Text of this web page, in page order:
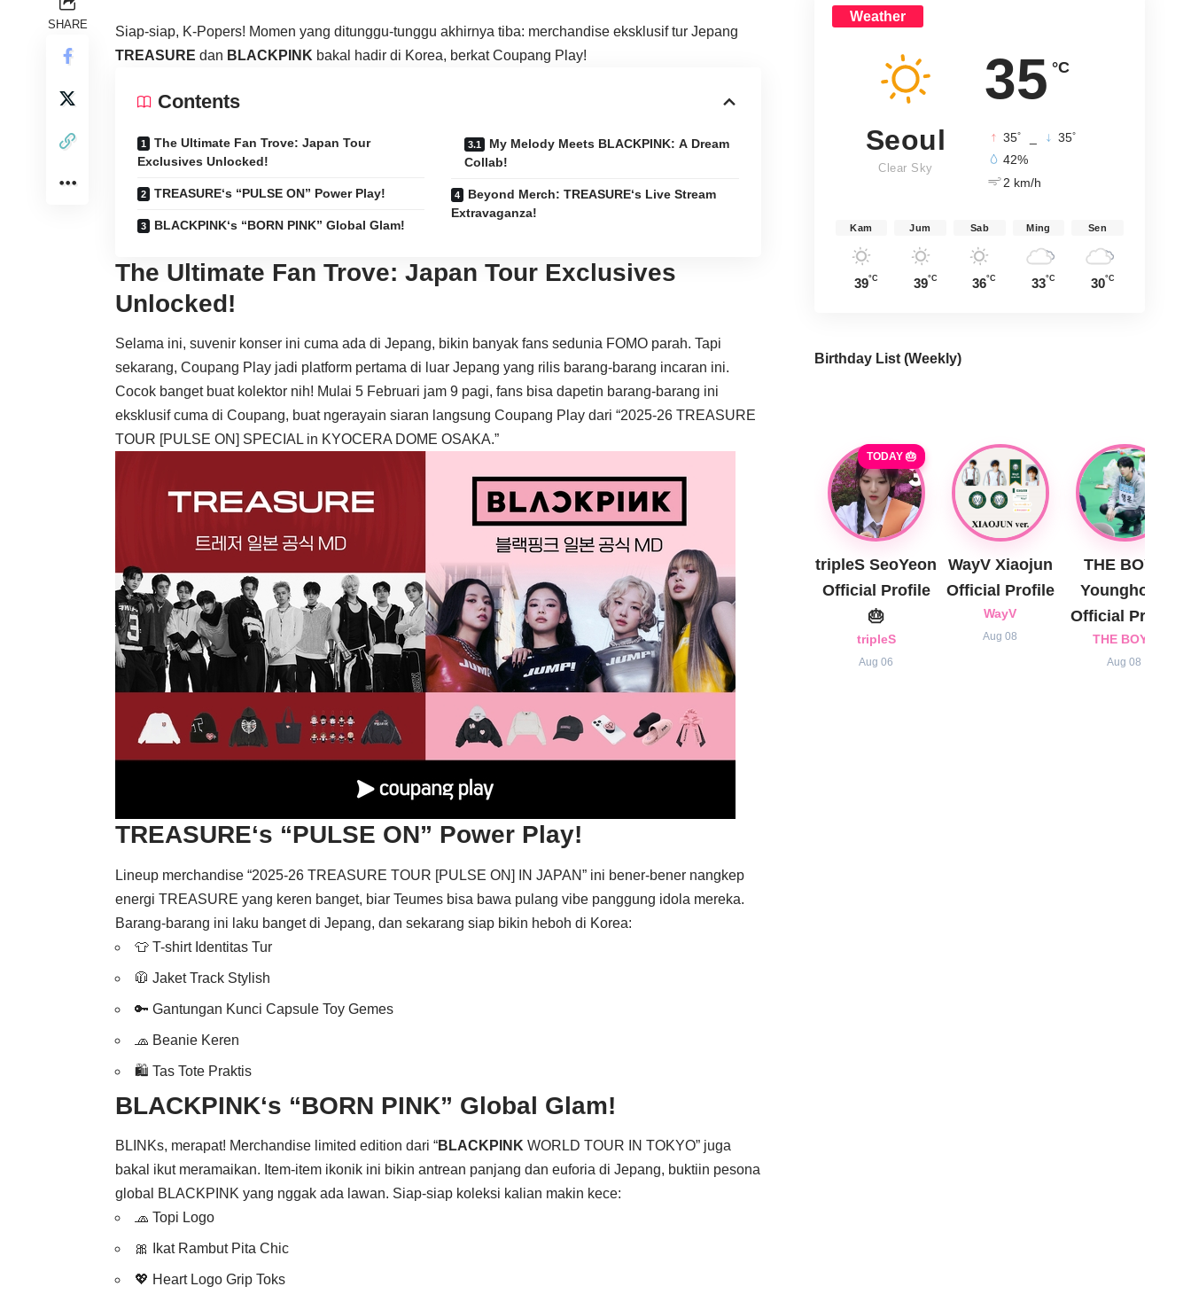
SHARE
Siap-siap, K-Popers! Momen yang ditunggu-tunggu akhirnya tiba: merchandise eksklusif tur Jepang
TREASURE dan BLACKPINK bakal hadir di Korea, berkat Coupang Play!
Contents
The Ultimate Fan Trove: Japan Tour
Exclusives Unlocked!
TREASURE‘s “PULSE ON” Power Play!
BLACKPINK‘s “BORN PINK” Global Glam!
My Melody Meets BLACKPINK: A Dream
Collab!
Beyond Merch: TREASURE‘s Live Stream
Extravaganza!
The Ultimate Fan Trove: Japan Tour Exclusives
Unlocked!
Selama ini, suvenir konser ini cuma ada di Jepang, bikin banyak fans sedunia FOMO parah. Tapi
sekarang, Coupang Play jadi platform pertama di luar Jepang yang rilis barang-barang incaran ini.
Cocok banget buat kolektor nih! Mulai 5 Februari jam 9 pagi, fans bisa dapetin barang-barang ini
eksklusif cuma di Coupang, buat ngerayain siaran langsung Coupang Play dari “2025-26 TREASURE
TOUR [PULSE ON] SPECIAL in KYOCERA DOME OSAKA.”
TREASURE‘s “PULSE ON” Power Play!
Lineup merchandise “2025-26 TREASURE TOUR [PULSE ON] IN JAPAN” ini bener-bener nangkep
energi TREASURE yang keren banget, biar Teumes bisa bawa pulang vibe panggung idola mereka.
Barang-barang ini laku banget di Jepang, dan sekarang siap bikin heboh di Korea:
👕 T-shirt Identitas Tur
🧥 Jaket Track Stylish
🔑 Gantungan Kunci Capsule Toy Gemes
🧢 Beanie Keren
🛍️ Tas Tote Praktis
BLACKPINK‘s “BORN PINK” Global Glam!
BLINKs, merapat! Merchandise limited edition dari “BLACKPINK WORLD TOUR
IN TOKYO” juga
bakal ikut meramaikan. Item-item ikonik ini bikin antrean panjang dan euforia di Jepang, buktiin pesona
global BLACKPINK yang nggak ada lawan. Siap-siap koleksi kalian makin kece:
🧢 Topi Logo
🎀 Ikat Rambut Pita Chic
💖 Heart Logo Grip Toks
Weather
35 °C
Seoul
Clear Sky
35° 35°
42%
2 km/h
Kam
39°C
Jum
39°C
Sab
36°C
Ming
33°C
Sen
30°C
Birthday List (Weekly)
TODAY 🎂
tripleS SeoYeon
Official Profile
🎂
tripleS
Aug 06
WayV Xiaojun
Official Profile
WayV
Aug 08
THE BOYZ
Younghoon
Official Profile
THE BOYZ
Aug 08